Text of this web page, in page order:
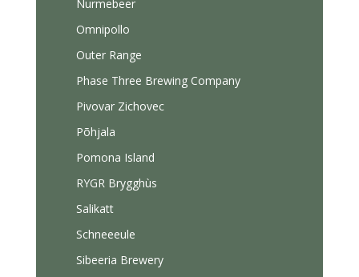
Nurmebeer
Omnipollo
Outer Range
Phase Three Brewing Company
Pivovar Zichovec
Põhjala
Pomona Island
RYGR Brygghùs
Salikatt
Schneeeule
Sibeeria Brewery